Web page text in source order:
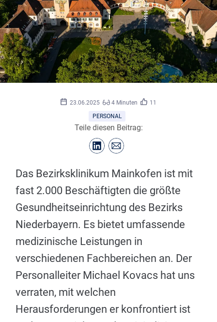
23.06.2025 4 Minuten
11
PERSONAL
Teile diesen Beitrag:
Das Bezirksklinikum Mainkofen ist mit
fast 2.000 Beschäftigten die größte
Gesundheitseinrichtung des Bezirks
Niederbayern. Es bietet umfassende
medizinische Leistungen in
verschiedenen Fachbereichen an. Der
Personalleiter Michael Kovacs hat uns
verraten, mit welchen
Herausforderungen er konfrontiert ist